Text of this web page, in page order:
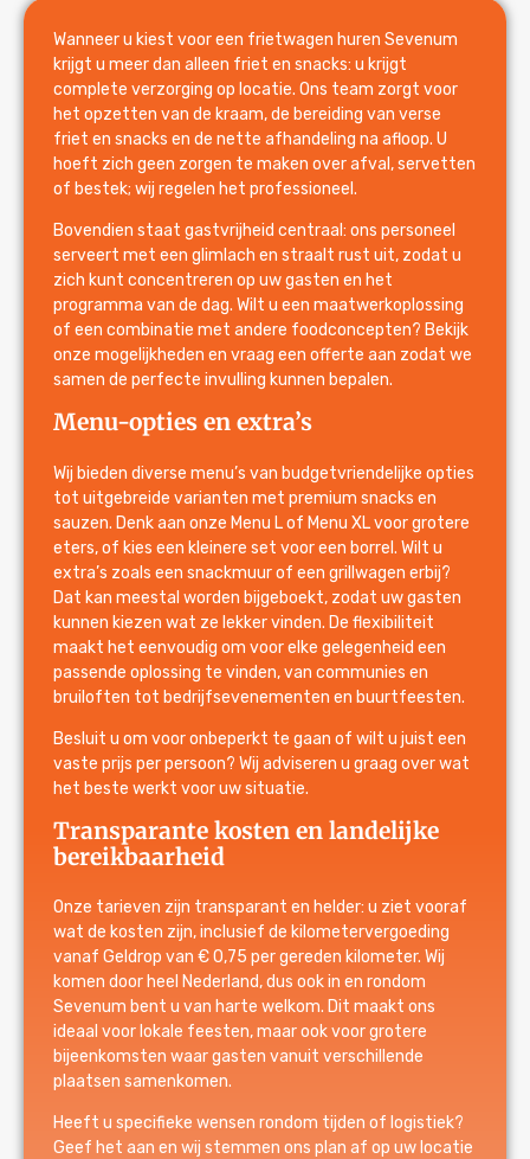
Wanneer u kiest voor een frietwagen huren Sevenum
krijgt u meer dan alleen friet en snacks: u krijgt
complete verzorging op locatie. Ons team zorgt voor
het opzetten van de kraam, de bereiding van verse
friet en snacks en de nette afhandeling na afloop. U
hoeft zich geen zorgen te maken over afval, servetten
of bestek; wij regelen het professioneel.
Bovendien staat gastvrijheid centraal: ons personeel
serveert met een glimlach en straalt rust uit, zodat u
zich kunt concentreren op uw gasten en het
programma van de dag. Wilt u een maatwerkoplossing
of een combinatie met andere foodconcepten? Bekijk
onze mogelijkheden en vraag een offerte aan zodat we
samen de perfecte invulling kunnen bepalen.
Menu-opties en extra’s
Wij bieden diverse menu’s van budgetvriendelijke opties
tot uitgebreide varianten met premium snacks en
sauzen. Denk aan onze Menu L of Menu XL voor grotere
eters, of kies een kleinere set voor een borrel. Wilt u
extra’s zoals een snackmuur of een grillwagen erbij?
Dat kan meestal worden bijgeboekt, zodat uw gasten
kunnen kiezen wat ze lekker vinden. De flexibiliteit
maakt het eenvoudig om voor elke gelegenheid een
passende oplossing te vinden, van communies en
bruiloften tot bedrijfsevenementen en buurtfeesten.
Besluit u om voor onbeperkt te gaan of wilt u juist een
vaste prijs per persoon? Wij adviseren u graag over wat
het beste werkt voor uw situatie.
Transparante kosten en landelijke
bereikbaarheid
Onze tarieven zijn transparant en helder: u ziet vooraf
wat de kosten zijn, inclusief de kilometervergoeding
vanaf Geldrop van € 0,75 per gereden kilometer. Wij
komen door heel Nederland, dus ook in en rondom
Sevenum bent u van harte welkom. Dit maakt ons
ideaal voor lokale feesten, maar ook voor grotere
bijeenkomsten waar gasten vanuit verschillende
plaatsen samenkomen.
Heeft u specifieke wensen rondom tijden of logistiek?
Geef het aan en wij stemmen ons plan af op uw locatie